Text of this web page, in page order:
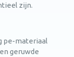
zijn.
pe-materiaal
geruwde